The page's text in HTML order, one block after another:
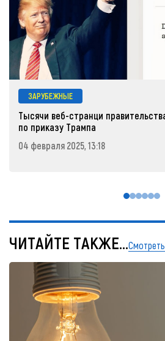
ЗАРУБЕЖНЫЕ
Тысячи веб-странци
по приказу Трампа
04 февраля 2025, 13:18
ЧИТАЙТЕ ТАКЖЕ...